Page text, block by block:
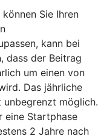
Sie Ihren
kann bei
dass der Beitrag
um einen von
Das jährliche
unbegrenzt möglich.
eine Startphase
2 Jahre nach